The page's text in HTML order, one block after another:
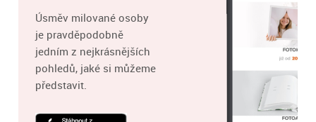
Úsměv milované osoby
je pravděpodobně
jedním z nejkrásnějších
pohledů, jaké si můžeme
představit.